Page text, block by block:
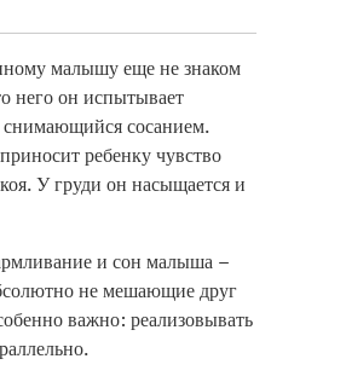
малышу еще не знаком
него он испытывает
сосанием.
ребенку чувство
У груди он насыщается и
и сон малыша –
не мешающие друг
важно: реализовывать